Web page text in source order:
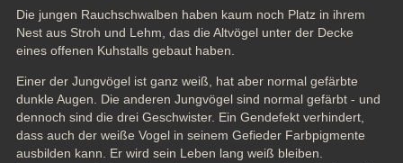
Die jungen Rauchschwalben haben kaum noch Platz in ihrem
Nest aus Stroh und Lehm, das die Altvögel unter der Decke
eines offenen Kuhstalls gebaut haben.
Einer der Jungvögel ist ganz weiß, hat aber normal gefärbte
dunkle Augen. Die anderen Jungvögel sind normal gefärbt - und
dennoch sind die drei Geschwister. Ein Gendefekt verhindert,
dass auch der weiße Vogel in seinem Gefieder Farbpigmente
ausbilden kann. Er wird sein Leben lang weiß bleiben.